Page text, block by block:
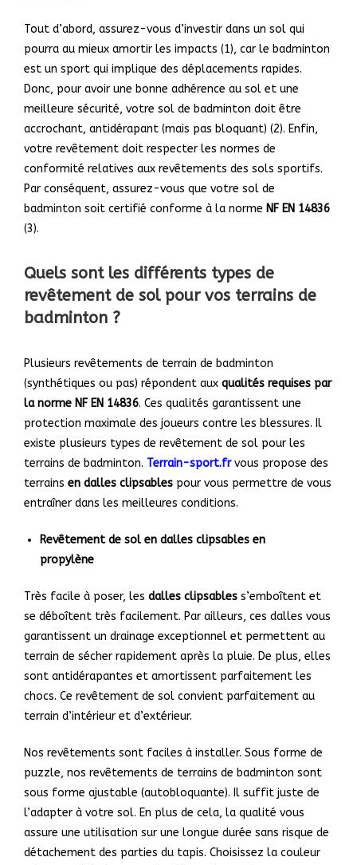
Tout d’abord, assurez-vous d’investir dans un sol qui
pourra au mieux amortir les impacts (1), car le badminton
est un sport qui implique des déplacements rapides.
Donc, pour avoir une bonne adhérence au sol et une
meilleure sécurité, votre sol de badminton doit être
accrochant, antidérapant (mais pas bloquant) (2). Enfin,
votre revêtement doit respecter les normes de
conformité relatives aux revêtements des sols sportifs.
Par conséquent, assurez-vous que votre sol de
badminton soit certifié conforme à la norme NF EN 14836
(3).
Quels sont les différents types de
revêtement de sol pour vos terrains de
badminton ?
Plusieurs revêtements de terrain de badminton
(synthétiques ou pas) répondent aux qualités requises par
la norme NF EN 14836. Ces qualités garantissent une
protection maximale des joueurs contre les blessures. Il
existe plusieurs types de revêtement de sol pour les
terrains de badminton. Terrain-sport.frvous propose des
terrains en dalles clipsables pour vous permettre de vous
entraîner dans les meilleures conditions.
Revêtement de sol en dalles clipsables en
propylène
Très facile à poser, les dalles clipsables s’emboîtent et
se déboîtent très facilement. Par ailleurs, ces dalles vous
garantissent un drainage exceptionnel et permettent au
terrain de sécher rapidement après la pluie. De plus, elles
sont antidérapantes et amortissent parfaitement les
chocs. Ce revêtement de sol convient parfaitement au
terrain d’intérieur et d’extérieur.
Nos revêtements sont faciles à installer. Sous forme de
puzzle, nos revêtements de terrains de badminton sont
sous forme ajustable (autobloquante). Il suffit juste de
l’adapter à votre sol. En plus de cela, la qualité vous
assure une utilisation sur une longue durée sans risque de
détachement des parties du tapis. Choisissez la couleur